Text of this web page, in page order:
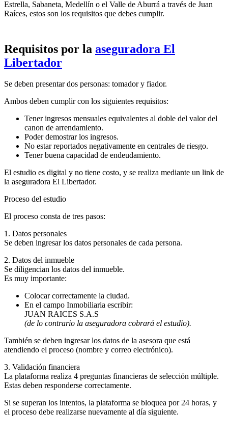
Estrella, Sabaneta, Medellín o el Valle de Aburrá a través de Juan
Raíces, estos son los requisitos que debes cumplir.
Requisitos por la aseguradora El
Libertador
Se deben presentar dos personas: tomador y fiador.
Ambos deben cumplir con los siguientes requisitos:
Tener ingresos mensuales equivalentes al doble del valor del
canon de arrendamiento.
Poder demostrar los ingresos.
No estar reportados negativamente en centrales de riesgo.
Tener buena capacidad de endeudamiento.
El estudio es digital y no tiene costo, y se realiza mediante un link de
la aseguradora El Libertador.
Proceso del estudio
El proceso consta de tres pasos:
1. Datos personales
Se deben ingresar los datos personales de cada persona.
2. Datos del inmueble
Se diligencian los datos del inmueble.
Es muy importante:
Colocar correctamente la ciudad.
En el campo Inmobiliaria escribir:
JUAN RAICES S.A.S
(de lo contrario la aseguradora cobrará el estudio).
También se deben ingresar los datos de la asesora que está
atendiendo el proceso (nombre y correo electrónico).
3. Validación financiera
La plataforma realiza 4 preguntas financieras de selección múltiple.
Estas deben responderse correctamente.
Si se superan los intentos, la plataforma se bloquea por 24 horas, y
el proceso debe realizarse nuevamente al día siguiente.